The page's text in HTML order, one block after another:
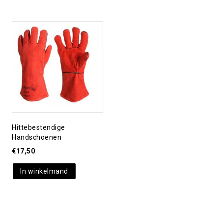
Hittebestendige
Handschoenen
€17,50
In winkelmand